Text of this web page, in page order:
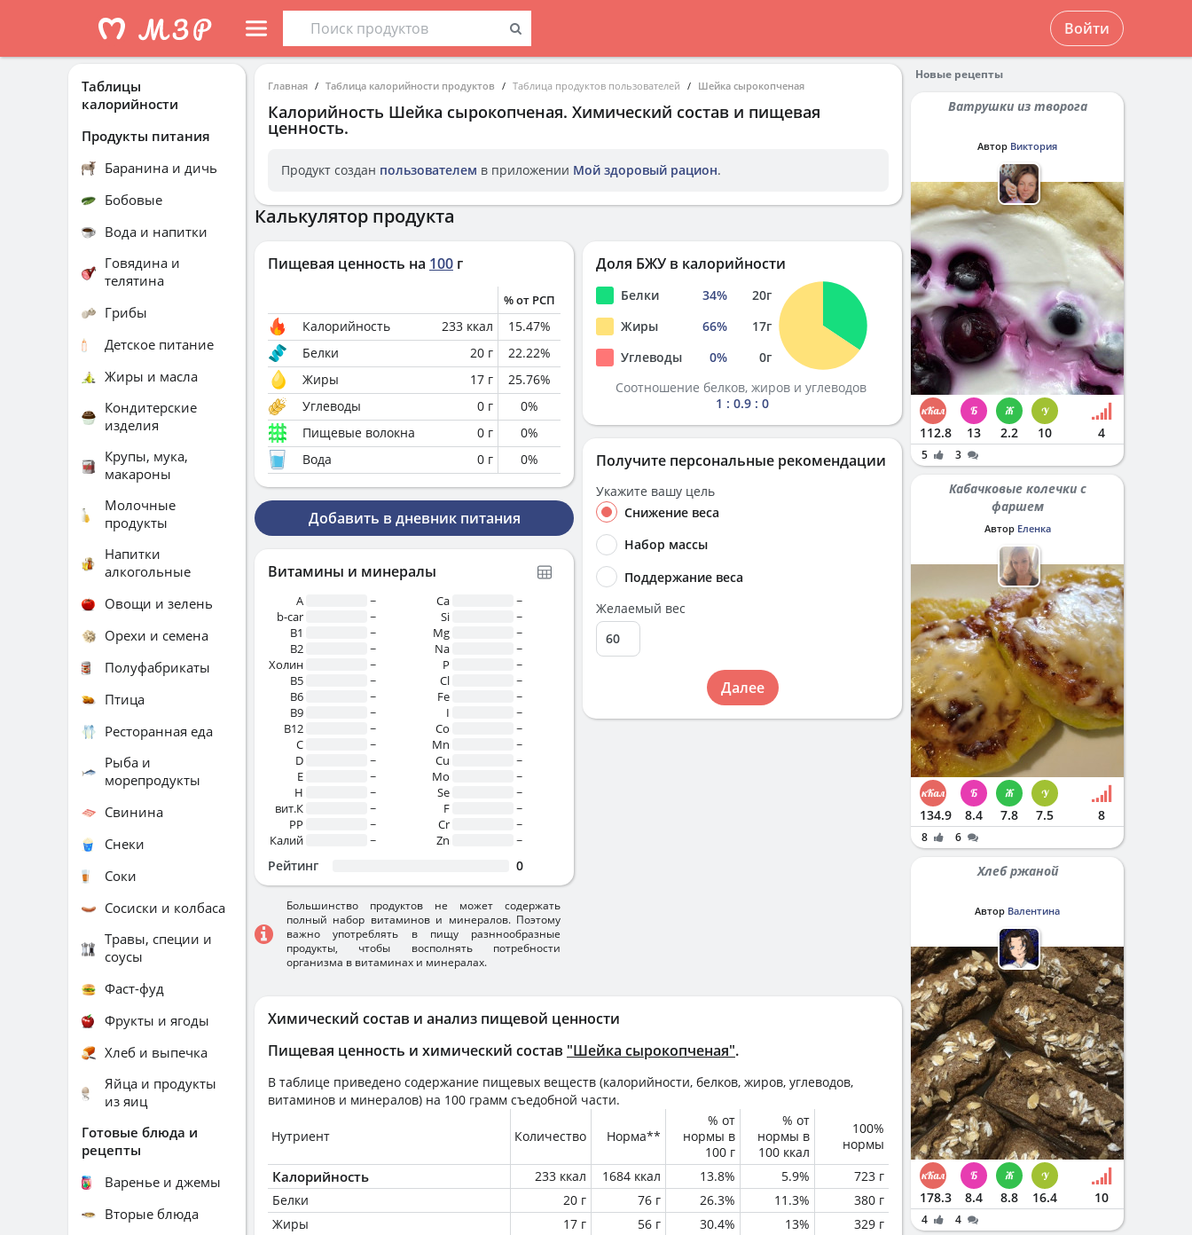
Войти
Главная Таблица калорийности продуктов Таблица продуктов пользователей Шейка сырокопченая
Калорийность Шейка сырокопченая. Химический состав и пищевая
ценность.
Продукт создан пользователем в приложении Мой здоровый рацион.
Химический состав и анализ пищевой ценности
Пищевая ценность и химический состав "Шейка сырокопченая".
В таблице приведено содержание пищевых веществ (калорийности, белков, жиров, углеводов,
витаминов и минералов) на 100 грамм съедобной части.
Нутриент Количество Норма**
% от
нормы в
100 г
% от
нормы в
100 ккал
100%
нормы
Калорийность 233 ккал 1684 ккал 13.8% 5.9%
723 г
Белки
20 г 76 г 26.3% 11.3%
380 г
Жиры
17 г 56 г 30.4% 13% 329 г
Калькулятор продукта
Пищевая ценность на 100 г
% от РСП
Калорийность 233 ккал 15.47%
Белки
20 г 22.22%
Жиры
17 г 25.76%
Углеводы
0 г 0%
Пищевые волокна
0 г 0%
Вода
0 г 0%
Добавить в дневник питания
Витамины и минералы
A
~
b-car
~
В1
~
B2
~
Холин
~
B5
~
B6
~
B9
~
B12
~
C
~
D
~
E
~
H
~
вит.К
~
PP
~
Калий
~
Ca
~
Si
~
Mg
~
Na
~
P
~
Cl
~
Fe
~
I
~
Co
~
Mn
~
Cu
~
Mo
~
Se
~
F
~
Cr
~
Zn
~
Рейтинг 0
Большинство продуктов не может содержать
полный набор витаминов и минералов. Поэтому
важно употреблять в пищу разннообразные
продукты, чтобы восполнять потребности
организма в витаминах и минералах.
Доля БЖУ в калорийности
Белки 34% 20г
Жиры
66% 17г
Углеводы
0% 0г
Соотношение белков, жиров и углеводов
1 : 0.9 : 0
Получите персональные рекомендации
Укажите вашу цель
Снижение веса
Набор массы
Поддержание веса
Желаемый вес
Далее
Таблицы
калорийности
Продукты питания
Баранина и дичь
Бобовые
Вода и напитки
Говядина и
телятина
Грибы
Детское питание
Жиры и масла
Кондитерские
изделия
Крупы, мука,
макароны
Молочные
продукты
Напитки
алкогольные
Овощи и зелень
Орехи и семена
Полуфабрикаты
Птица
Ресторанная еда
Рыба и
морепродукты
Свинина
Снеки
Соки
Сосиски и колбаса
Травы, специи и
соусы
Фаст-фуд
Фрукты и ягоды
Хлеб и выпечка
Яйца и продукты
из яиц
Готовые блюда и
рецепты
Варенье и джемы
Вторые блюда
Новые рецепты
Ватрушки из творога
Автор Виктория
112.8 13 2.2 10 4
5 3
Кабачковые колечки с
фаршем
Автор Еленка
134.9 8.4 7.8 7.5 8
8 6
Хлеб ржаной
Автор Валентина
178.3 8.4 8.8 16.4 10
4
4